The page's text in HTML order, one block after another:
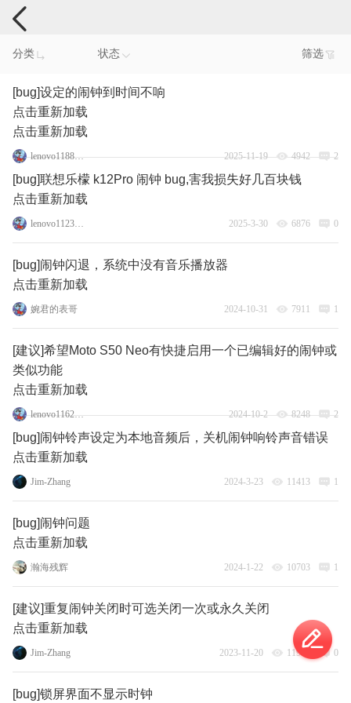
手机反馈
分类 状态 筛选
[bug]设定的闹钟到时间不响
点击重新加载
点击重新加载
lenovo118869839 2025-11-19 4942 2
[bug]联想乐檬 k12Pro 闹钟 bug,害我损失好几百块钱
点击重新加载
lenovo112362691 2025-3-30 6876 0
[bug]闹钟闪退，系统中没有音乐播放器
点击重新加载
婉君的表哥 2024-10-31 7911 1
[建议]希望Moto S50 Neo有快捷启用一个已编辑好的闹钟或
类似功能
点击重新加载
lenovo116218173 2024-10-2 8248 2
[bug]闹钟铃声设定为本地音频后，关机闹钟响铃声音错误
点击重新加载
Jim-Zhang 2024-3-23 11413 1
[bug]闹钟问题
点击重新加载
瀚海残辉 2024-1-22 10703 1
[建议]重复闹钟关闭时可选关闭一次或永久关闭
点击重新加载
Jim-Zhang 2023-11-20 11948 0
[bug]锁屏界面不显示时钟